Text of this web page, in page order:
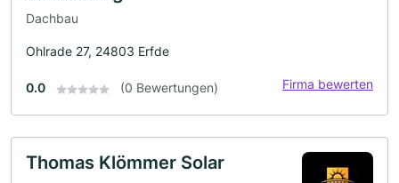
Dachbau
Ohlrade 27, 24803 Erfde
0.0 (0 Bewertungen) Firma bewerten
Thomas Klömmer Solar